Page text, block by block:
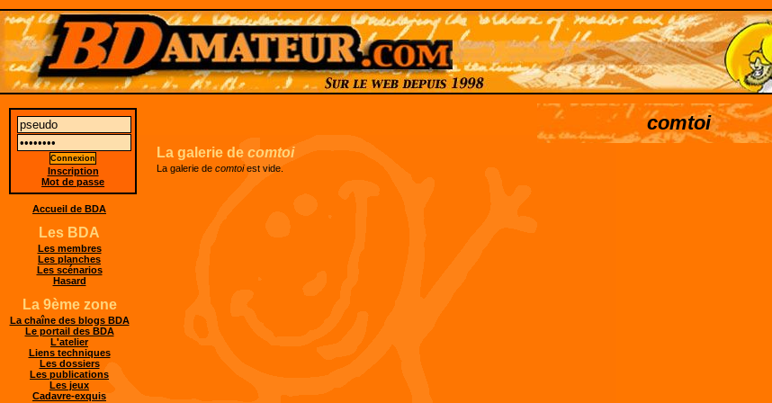
comtoi
La galerie de comtoi
La galerie de comtoiest vide.
Inscription
Mot de passe
Accueil de BDA
Les BDA
Les membres
Les planches
Les scénarios
Hasard
La 9ème zone
La chaîne des blogs BDA
Le portail des BDA
L'atelier
Liens techniques
Les dossiers
Les publications
Les jeux
Cadavre-exquis